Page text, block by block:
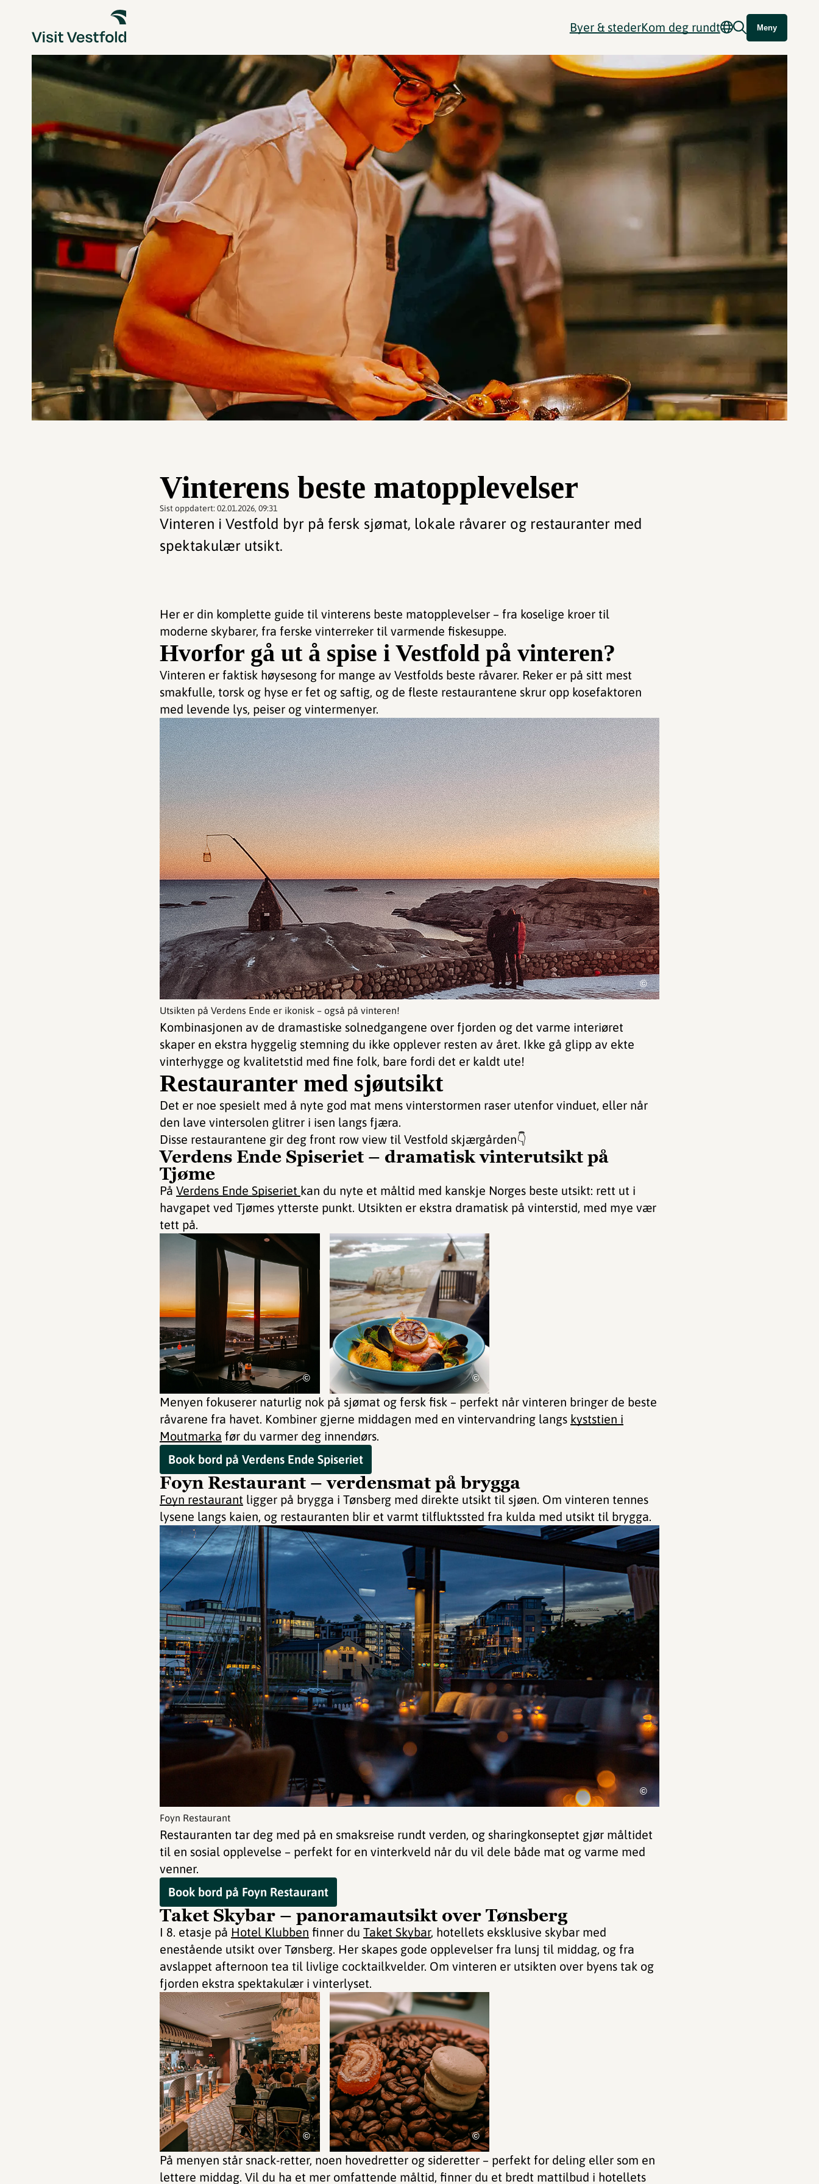
Byer & stederKom deg rundt Meny
Vinterens beste matopplevelser
Sist oppdatert: 02.01.2026, 09:31
Vinteren i Vestfold byr på fersk sjømat, lokale råvarer og restauranter med
spektakulær utsikt.
Her er din komplette guide til vinterens beste matopplevelser – fra koselige kroer til
moderne skybarer, fra ferske vinterreker til varmende fiskesuppe.
Hvorfor gå ut å spise i Vestfold på vinteren?
Vinteren er faktisk høysesong for mange av Vestfolds beste råvarer. Reker er på sitt mest
smakfulle, torsk og hyse er fet og saftig, og de fleste restaurantene skrur opp kosefaktoren
med levende lys, peiser og vintermenyer.
©
Utsikten på Verdens Ende er ikonisk – også på vinteren!
Kombinasjonen av de dramastiske solnedgangene over fjorden og det varme interiøret
skaper en ekstra hyggelig stemning du ikke opplever resten av året. Ikke gå glipp av ekte
vinterhygge og kvalitetstid med fine folk, bare fordi det er kaldt ute!
Restauranter med sjøutsikt
Det er noe spesielt med å nyte god mat mens vinterstormen raser utenfor vinduet, eller når
den lave vintersolen glitrer i isen langs fjæra.
Disse restaurantene gir deg front row view til Vestfold skjærgården👇
Verdens Ende Spiseriet – dramatisk vinterutsikt på
Tjøme
På Verdens Ende Spiseriet kan du nyte et måltid med kanskje Norges beste utsikt: rett ut i
havgapet ved Tjømes ytterste punkt. Utsikten er ekstra dramatisk på vinterstid, med mye vær
tett på.
© ©
Menyen fokuserer naturlig nok på sjømat og fersk fisk – perfekt når vinteren bringer de beste
råvarene fra havet. Kombiner gjerne middagen med en vintervandring langs kyststien i
Moutmarka før du varmer deg innendørs.
Book bord på Verdens Ende Spiseriet
Foyn Restaurant – verdensmat på brygga
Foyn restaurant ligger på brygga i Tønsberg med direkte utsikt til sjøen. Om vinteren tennes
lysene langs kaien, og restauranten blir et varmt tilfluktssted fra kulda med utsikt til brygga.
©
Foyn Restaurant
Restauranten tar deg med på en smaksreise rundt verden, og sharingkonseptet gjør måltidet
til en sosial opplevelse – perfekt for en vinterkveld når du vil dele både mat og varme med
venner.
Book bord på Foyn Restaurant
Taket Skybar – panoramautsikt over Tønsberg
I 8. etasje på Hotel Klubben finner du Taket Skybar, hotellets eksklusive skybar med
enestående utsikt over Tønsberg. Her skapes gode opplevelser fra lunsj til middag, og fra
avslappet afternoon tea til livlige cocktailkvelder. Om vinteren er utsikten over byens tak og
fjorden ekstra spektakulær i vinterlyset.
© ©
På menyen står snack-retter, noen hovedretter og sideretter – perfekt for deling eller som en
lettere middag. Vil du ha et mer omfattende måltid, finner du et bredt mattilbud i hotellets